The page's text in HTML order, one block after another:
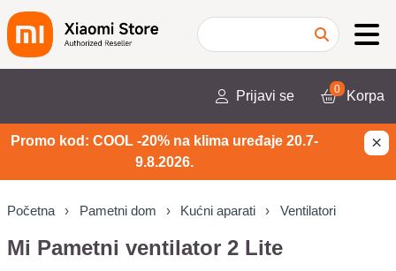
Prijavi se 0 Korpa
Promo kod: COOL -20% na klima uređaje 20.7-
9.8.2026.
×
Početna Pametni dom Kućni aparati Ventilatori
Mi Pametni ventilator 2 Lite